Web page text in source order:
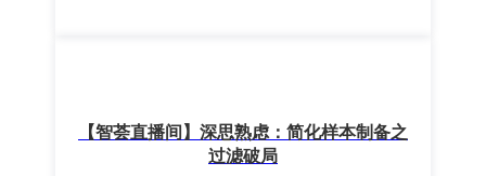
【智荟直播间】深思熟虑：简化样本制备之
过滤破局